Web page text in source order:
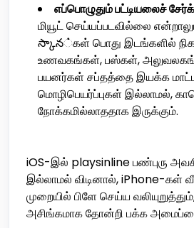
எப்பொழுதும் பட்டியலைச்
மியூட் செய்யப்படவில்லை
స్కాన்கள் பொது இடங்களில்
உணவகங்கள், பஸ்கள்,
பயனர்கள் சப்தத்தை இயக்க
மொழிபெயர்ப்புகள் இல்லாமல்,
நோக்கமில்லாததாக இருக்கும்.
iOS-இல் playsinline பண்புரு
இல்லாமல் விடினால், iPhone-கள்
முறையில் பிளே செய்ய
அசிங்கமாக தோன்றி பக்க அமைப்பை